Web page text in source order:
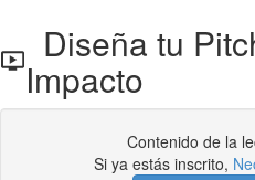
Diseña tu
Impacto
Contenido de la
Si ya estás inscrito,